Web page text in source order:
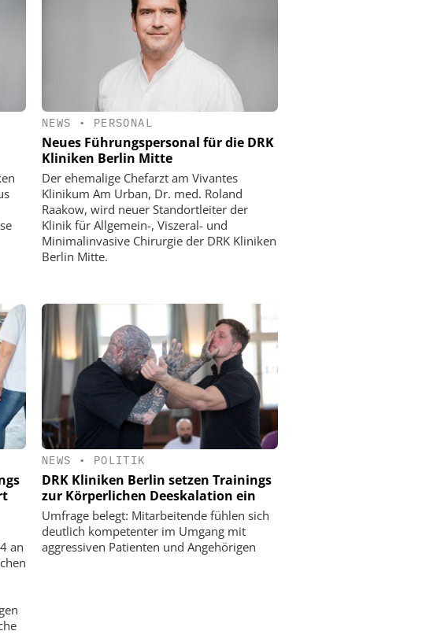
NEWS • PERSONAL
Neues Führungspersonal für die DRK
Kliniken Berlin Mitte
Der ehemalige Chefarzt am Vivantes
Klinikum Am Urban, Dr. med. Roland
Raakow, wird neuer Standortleiter der
Klinik für Allgemein-, Viszeral- und
Minimalinvasive Chirurgie der DRK Kliniken
Berlin Mitte.
an
NEWS • POLITIK
DRK Kliniken Berlin setzen Trainings
zur Körperlichen Deeskalation ein
Umfrage belegt: Mitarbeitende fühlen sich
deutlich kompetenter im Umgang mit
aggressiven Patienten und Angehörigen